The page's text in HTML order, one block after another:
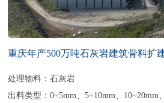
重庆年产500万吨石灰岩建筑骨料扩
处理物料：石灰岩
出料类型：0~5mm、5~10mm、10~20mm